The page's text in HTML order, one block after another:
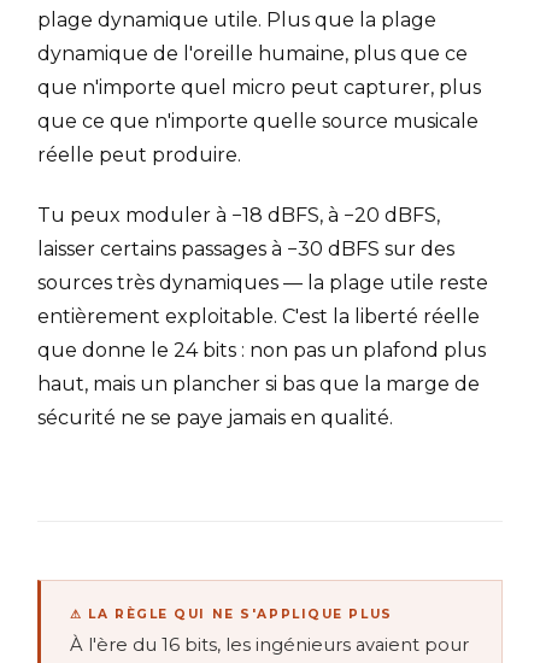
plage dynamique utile. Plus que la plage
dynamique de l'oreille humaine, plus que ce
que n'importe quel micro peut capturer, plus
que ce que n'importe quelle source musicale
réelle peut produire.
Tu peux moduler à −18 dBFS, à −20 dBFS,
laisser certains passages à −30 dBFS sur des
sources très dynamiques — la plage utile reste
entièrement exploitable. C'est la liberté réelle
que donne le 24 bits : non pas un plafond plus
haut, mais un plancher si bas que la marge de
sécurité ne se paye jamais en qualité.
⚠ LA RÈGLE QUI NE S'APPLIQUE PLUS
À l'ère du 16 bits, les ingénieurs avaient pour